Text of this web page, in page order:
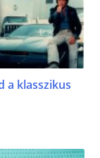
a klasszikus